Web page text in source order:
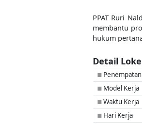
PPAT Ruri
membantu
hukum
Detail
■ Penempatan
■ Model Kerja
■ Waktu Kerja
■ Hari Kerja